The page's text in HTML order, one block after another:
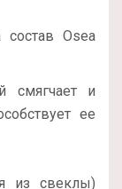
Osea
смягчает и
ее
из свеклы)